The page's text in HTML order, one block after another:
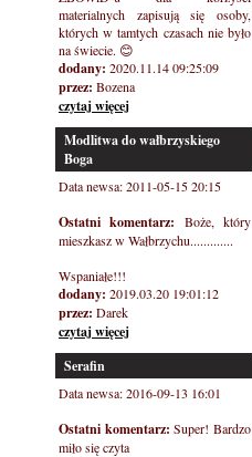
materialnych zapisują się osoby,
których w tamtych czasach nie było
na świecie. 😊
dodany: 2020.11.14 09:25:09
przez: Bozena
czytaj więcej
Modlitwa do wałbrzyskiego
Boga
Data newsa: 2011-05-15 20:15
Ostatni komentarz: Boże, który
mieszkasz w Wałbrzychu.............
Wspaniałe!!!
dodany: 2019.03.20 19:01:12
przez: Darek
czytaj więcej
Serafin
Data newsa: 2016-09-13 16:01
Ostatni komentarz: Super! Bardzo
miło się czyta